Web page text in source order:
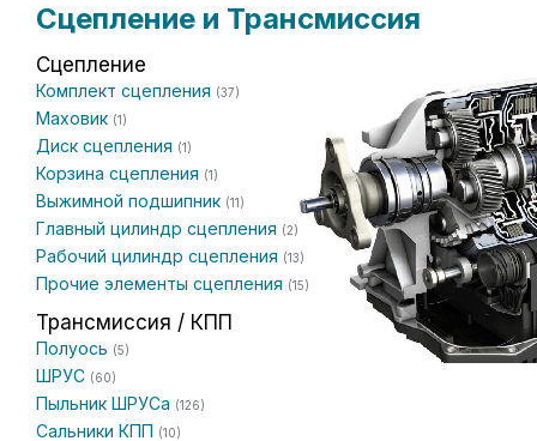
Сцепление и Трансмиссия
Сцепление
Комплект сцепления (37)
Маховик (1)
Диск сцепления (1)
Корзина сцепления (1)
Выжимной подшипник (11)
Главный цилиндр сцепления (2)
Рабочий цилиндр сцепления (13)
Прочие элементы сцепления (15)
Трансмиссия / КПП
Полуось (5)
ШРУС (60)
Пыльник ШРУСа (126)
Сальники КПП (10)